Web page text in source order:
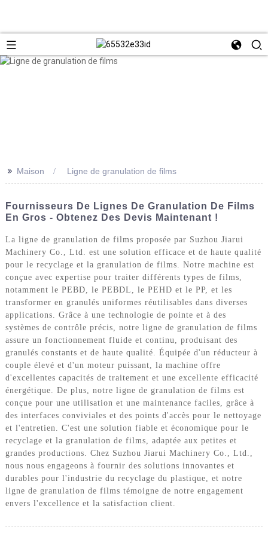
>> Maison Ligne de granulation de films
Fournisseurs De Lignes De Granulation De Films
En Gros - Obtenez Des Devis Maintenant !
La ligne de granulation de films proposée par Suzhou Jiarui
Machinery Co., Ltd. est une solution efficace et de haute qualité
pour le recyclage et la granulation de films. Notre machine est
conçue avec expertise pour traiter différents types de films,
notamment le PEBD, le PEBDL, le PEHD et le PP, et les
transformer en granulés uniformes réutilisables dans diverses
applications. Grâce à une technologie de pointe et à des
systèmes de contrôle précis, notre ligne de granulation de films
assure un fonctionnement fluide et continu, produisant des
granulés constants et de haute qualité. Équipée d'un réducteur à
couple élevé et d'un moteur puissant, la machine offre
d'excellentes capacités de traitement et une excellente efficacité
énergétique. De plus, notre ligne de granulation de films est
conçue pour une utilisation et une maintenance faciles, grâce à
des interfaces conviviales et des points d'accès pour le nettoyage
et l'entretien. C'est une solution fiable et économique pour le
recyclage et la granulation de films, adaptée aux petites et
grandes productions. Chez Suzhou Jiarui Machinery Co., Ltd.,
nous nous engageons à fournir des solutions innovantes et
durables pour l'industrie du recyclage du plastique, et notre
ligne de granulation de films témoigne de notre engagement
envers l'excellence et la satisfaction client.